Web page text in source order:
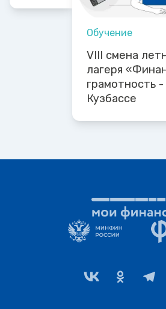
Обучение
VIII смена
лагеря
грамотность
Кузбассе